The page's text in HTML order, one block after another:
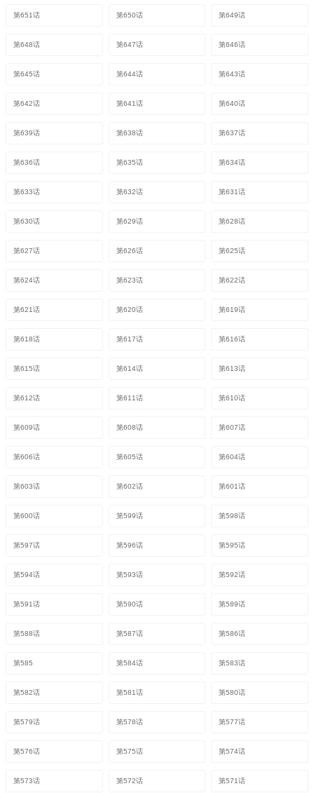
第651话 第650话 第649话
第648话 第647话 第646话
第645话 第644话 第643话
第642话 第641话 第640话
第639话 第638话 第637话
第636话 第635话 第634话
第633话 第632话 第631话
第630话 第629话 第628话
第627话 第626话 第625话
第624话 第623话 第622话
第621话 第620话 第619话
第618话 第617话 第616话
第615话 第614话 第613话
第612话 第611话 第610话
第609话 第608话 第607话
第606话 第605话 第604话
第603话 第602话 第601话
第600话 第599话 第598话
第597话 第596话 第595话
第594话 第593话 第592话
第591话 第590话 第589话
第588话 第587话 第586话
第585 第584话 第583话
第582话 第581话 第580话
第579话 第578话 第577话
第576话 第575话 第574话
第573话 第572话 第571话